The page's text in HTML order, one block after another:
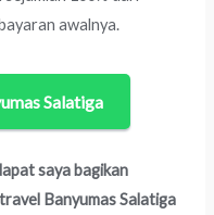
awalnya.
Salatiga
saya bagikan
Banyumas Salatiga